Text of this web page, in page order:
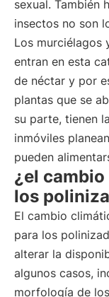
sexual. También
insectos no son
Los murciélagos
entran en esta
de néctar y por
plantas que se
su parte, tienen
inmóviles
pueden
¿el
los
El cambio
para los
alterar la
algunos casos,
morfología de